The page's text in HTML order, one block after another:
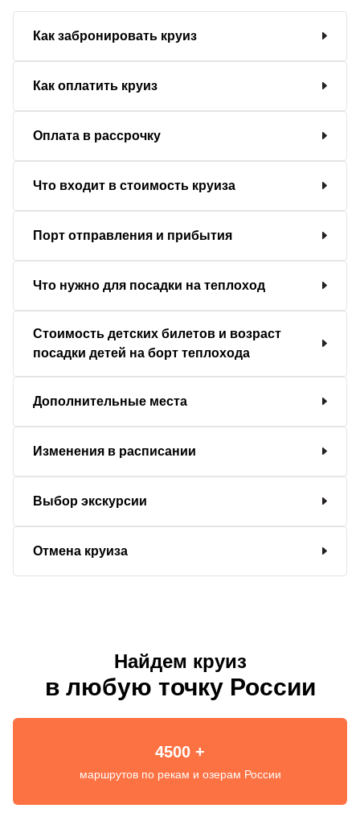
Как забронировать круиз
Как оплатить круиз
Оплата в рассрочку
Что входит в стоимость круиза
Порт отправления и прибытия
Что нужно для посадки на теплоход
Стоимость детских билетов и возраст
посадки детей на борт теплохода
Дополнительные места
Изменения в расписании
Выбор экскурсии
Отмена круиза
Найдем круиз
в любую точку России
4500 +
маршрутов по рекам и озерам России